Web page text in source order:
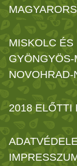
MISKOLC ÉS
GYÖNGYÖS-
NOVOHRAD-
2018 ELŐTTI